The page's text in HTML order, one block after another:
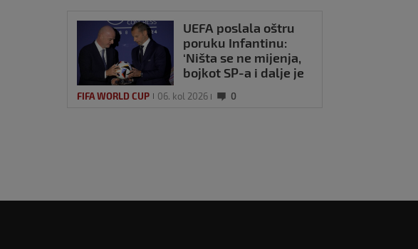
UEFA poslala oštru
poruku Infantinu:
‘Ništa se ne mijenja,
bojkot SP-a i dalje je
FIFA WORLD CUP 06. kol 2026 0